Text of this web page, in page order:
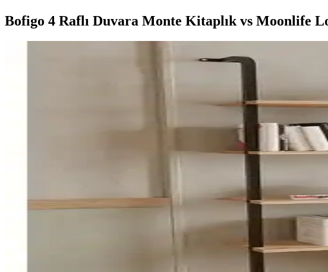
Bofigo 4 Raflı Duvara Monte Kitaplık vs Moonlife